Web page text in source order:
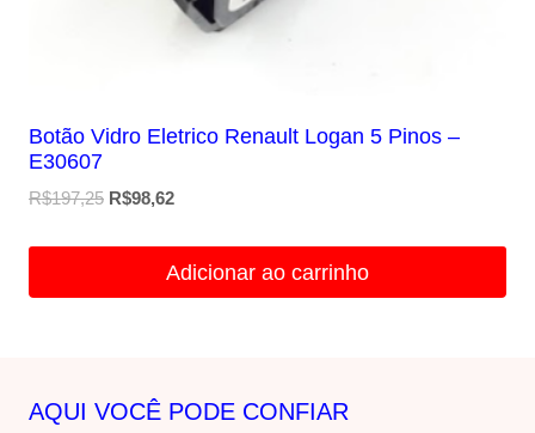
Botão Vidro Eletrico Renault Logan 5 Pinos –
E30607
R$197,25 O
R$98,62O
é:
Adicionar ao carrinho
AQUI VOCÊ PODE CONFIAR